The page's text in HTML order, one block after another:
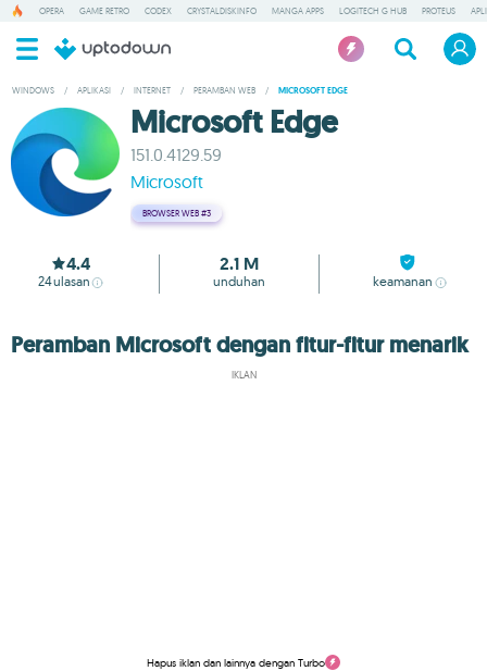
OPERA GAME RETRO CODEX CRYSTALDISKINFO MANGA APPS LOGITECH G HUB PROTEUS
WINDOWS / APLIKASI / INTERNET / PERAMBAN WEB / MICROSOFT EDGE
Microsoft Edge
151.0.4129.59
Microsoft
BROWSER WEB #3
4.4
24ulasan
2.1 M
unduhan keamanan
Peramban Microsoft dengan fitur-fitur menarik
IKLAN
Hapus iklan dan lainnya dengan Turbo